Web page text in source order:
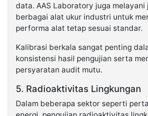
data. AAS Laboratory juga melayani
berbagai alat ukur industri untuk
performa alat tetap sesuai standar.
Kalibrasi berkala sangat penting
konsistensi hasil pengujian serta
persyaratan audit mutu.
5. Radioaktivitas Lingkungan
Dalam beberapa sektor seperti